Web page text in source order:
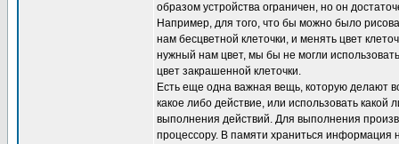
образом устройства ограничен, но он
Например, для того, что бы можно было
нам бесцветной клеточки, и менять цвет
нужный нам цвет, мы бы не могли
цвет закрашенной клеточки.
Есть еще одна важная вещь, которую делают
какое либо действие, или использовать
выполнения действий. Для выполнения
процессору. В памяти храниться